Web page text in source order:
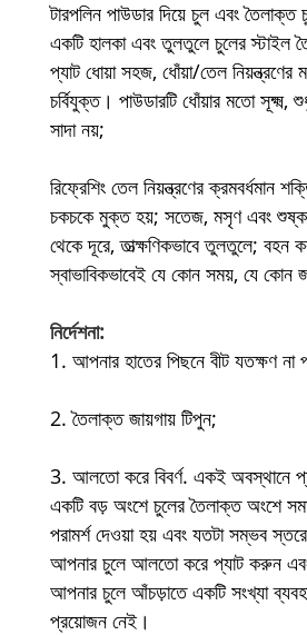
টারপলিন পাউডার দিয়ে চুল এবং তৈলাক্ত
একটি হালকা এবং তুলতুলে চুলের স্টাইল
প্যাট ধোয়া সহজ, ধোঁয়া/তেল নিয়ন্ত্রণের
চর্বিযুক্ত। পাউডারটি ধোঁয়ার মতো
সাদা নয়;
রিফ্রেশিং তেল নিয়ন্ত্রণের ক্রমবর্ধমান
চকচকে মুক্ত হয়; সতেজ, মসৃণ এবং
থেকে দূরে, তাত্ক্ষণিকভাবে তুলতুলে; বহন
স্বাভাবিকভাবেই যে কোন সময়, যে কোন
নির্দেশনা:
1. আপনার হাতের পিছনে বীট যতক্ষণ না
2. তৈলাক্ত জায়গায় টিপুন;
3. আলতো করে বিবর্ণ. একই অবস্থানে
একটি বড় অংশে চুলের তৈলাক্ত অংশে
পরামর্শ দেওয়া হয় এবং যতটা সম্ভব
আপনার চুলে আলতো করে প্যাট করুন
আপনার চুলে আঁচড়াতে একটি সংখ্যা
প্রয়োজন নেই।